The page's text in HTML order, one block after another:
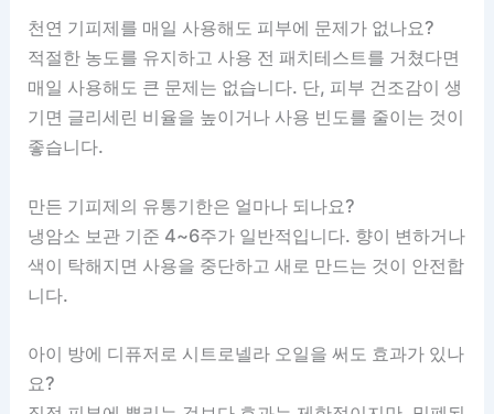
천연 기피제를 매일 사용해도 피부에 문제가 없나요?
적절한 농도를 유지하고 사용 전 패치테스트를 거쳤다면
매일 사용해도 큰 문제는 없습니다. 단, 피부 건조감이 생
기면 글리세린 비율을 높이거나 사용 빈도를 줄이는 것이
좋습니다.
만든 기피제의 유통기한은 얼마나 되나요?
냉암소 보관 기준 4~6주가 일반적입니다. 향이 변하거나
색이 탁해지면 사용을 중단하고 새로 만드는 것이 안전합
니다.
아이 방에 디퓨저로 시트로넬라 오일을 써도 효과가 있나
요?